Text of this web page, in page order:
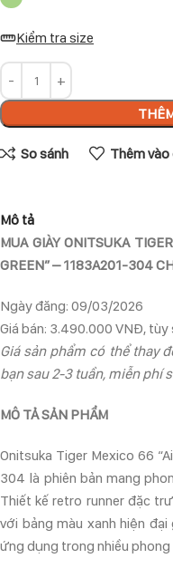
Kiểm tra size
So sánh Thêm
Mô tả
MUA GIÀY ONITSUKA
GREEN” – 1183A201-304
Ngày đăng: 09/03/2026
Giá bán: 3.490.000 VNĐ, tùy
Giá sản phẩm có thể thay
bạn sau 2-3 tuần, miễn phí
MÔ TẢ SẢN PHẨM
Onitsuka Tiger Mexico 66
304 là phiên bản mang
Thiết kế retro runner đặc
với bảng màu xanh hiện
ứng dụng trong nhiều